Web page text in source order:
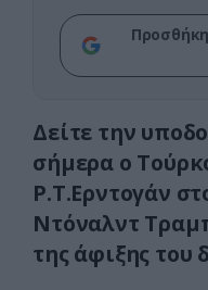
Δείτε την
σήμερα ο
Ρ.Τ.Ερντογάν
Ντόναλντ
της άφιξης του